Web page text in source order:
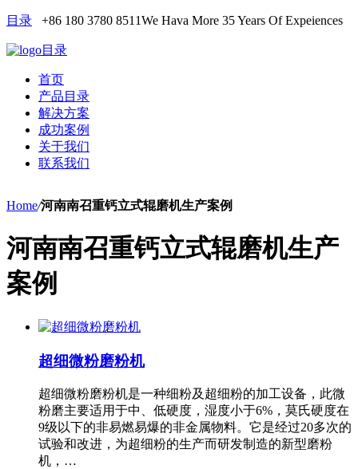
目录 +86 180 3780 8511We Hava More 35 Years Of Expeiences
目录
首页
产品目录
解决方案
成功案例
关于我们
联系我们
Home/河南南召重钙立式辊磨机生产案例
河南南召重钙立式辊磨机生产
案例
超细微粉磨粉机
超细微粉磨粉机是一种细粉及超细粉的加工设备，此微
粉磨主要适用于中、低硬度，湿度小于6%，莫氏硬度在
9级以下的非易燃易爆的非金属物料。它是经过20多次的
试验和改进，为超细粉的生产而研发制造的新型磨粉
机，…